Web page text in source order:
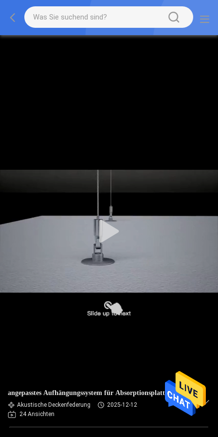
angepasstes Aufhängungssystem für Absorptionsplatten
Akustische Deckenfederung
2025-12-12
24 Ansichten